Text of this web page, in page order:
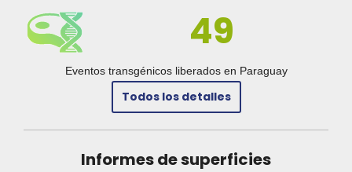
49
Eventos transgénicos liberados en Paraguay
Todos los detalles
Informes de superficies